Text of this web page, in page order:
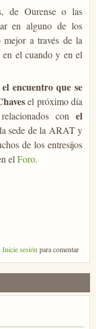
de Ourense o las
en alguno de los
mejor a través de la
el cuando y en el
el encuentro que se
el próximo día
con el
sede de la ARAT y
de los entresijos
el Foro.
Inicie sesión para comentar